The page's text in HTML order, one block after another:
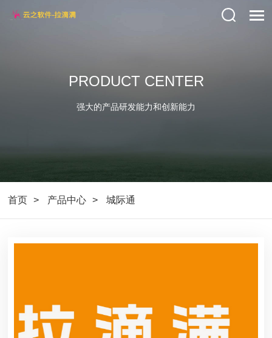
PRODUCT CENTER
强大的产品研发能力和创新能力
首页 产品中心 城际通